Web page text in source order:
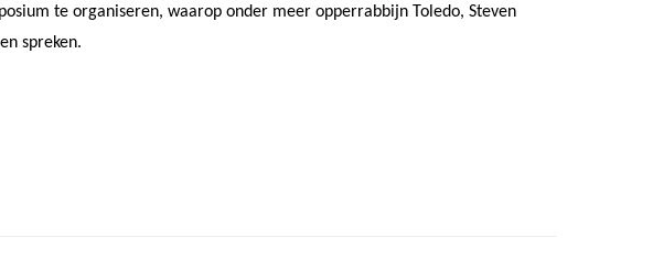
te organiseren, waarop onder meer opperrabbijn Toledo, Steven
spreken.